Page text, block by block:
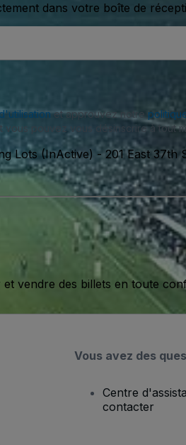
dans votre boîte de
et approuvez notre
vous pouvez vous désinscrire à tout
Lots (InActive) -201 East 37th
vendre des billets en toute
Vous avez des
Centre
contacter